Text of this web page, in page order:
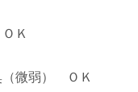
Ｋ
（微弱） ＯＫ